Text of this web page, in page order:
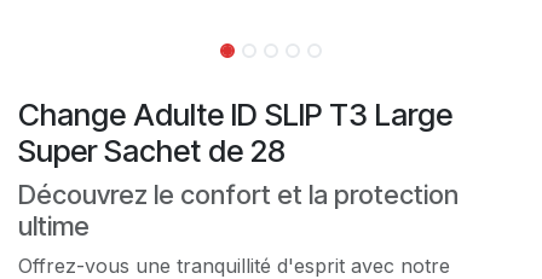
Change Adulte ID SLIP T3 Large
Super Sachet de 28
Découvrez le confort et la protection
ultime
Offrez-vous une tranquillité d'esprit avec notre